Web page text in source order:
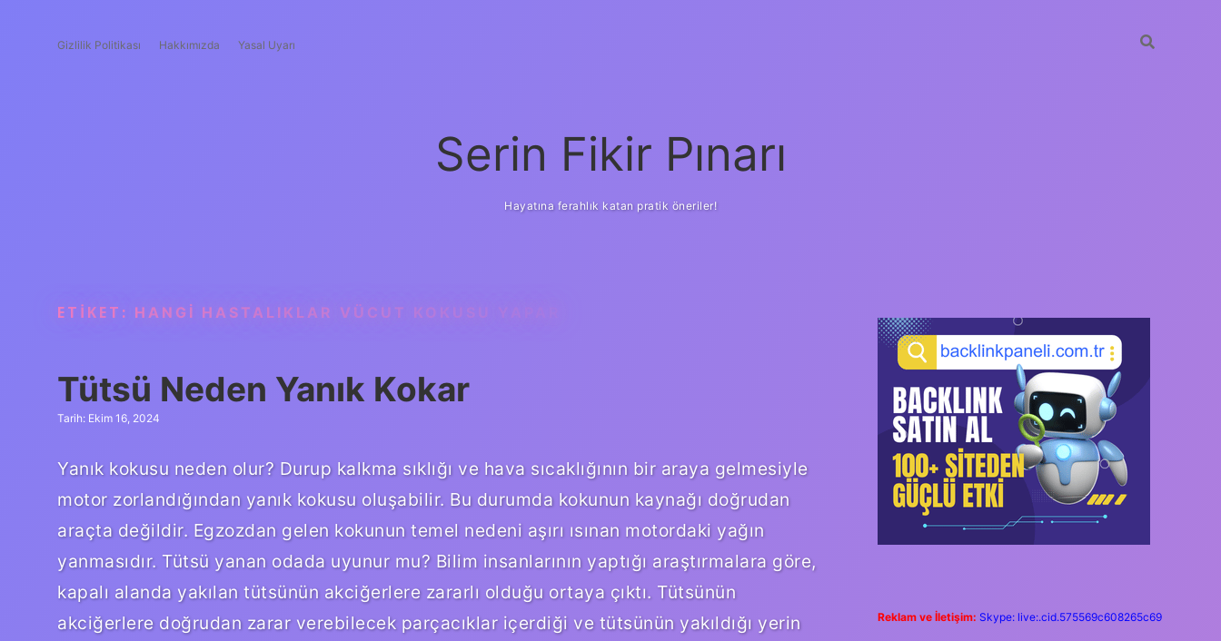
Gizlilik Politikası Hakkımızda Yasal Uyarı
Serin Fikir Pınarı
Hayatına ferahlık katan pratik öneriler!
ETIKET: HANGI HASTALIKLAR VÜCUT KOKUSU YAPAR
Tütsü Neden Yanık Kokar
Tarih: Ekim 16, 2024
Yanık kokusu neden olur? Durup kalkma sıklığı ve hava sıcaklığının bir araya gelmesiyle
motor zorlandığından yanık kokusu oluşabilir. Bu durumda kokunun kaynağı doğrudan
araçta değildir. Egzozdan gelen kokunun temel nedeni aşırı ısınan motordaki yağın
yanmasıdır. Tütsü yanan odada uyunur mu? Bilim insanlarının yaptığı araştırmalara göre,
kapalı alanda yakılan tütsünün akciğerlere zararlı olduğu ortaya çıktı. Tütsünün
akciğerlere doğrudan zarar verebilecek parçacıklar içerdiği ve tütsünün yakıldığı yerin
SIDEBAR
Reklam ve İletişim: Skype: live:.cid.575569c608265c69